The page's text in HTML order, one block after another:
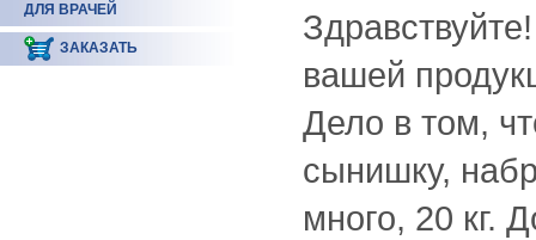
ДЛЯ ВРАЧЕЙ
ЗАКАЗАТЬ
вашей
Дело в том,
сынишку,
много, 20 кг.